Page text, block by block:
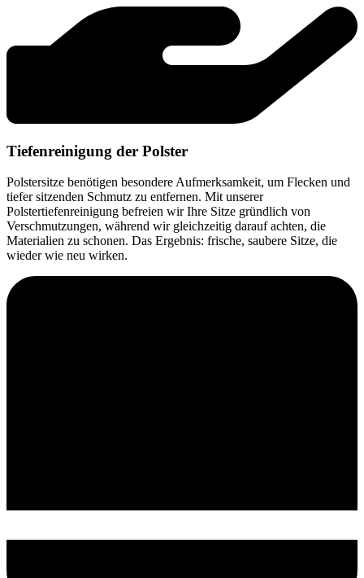
Tiefenreinigung der Polster
Polstersitze benötigen besondere Aufmerksamkeit, um Flecken und
tiefer sitzenden Schmutz zu entfernen. Mit unserer
Polstertiefenreinigung befreien wir Ihre Sitze gründlich von
Verschmutzungen, während wir gleichzeitig darauf achten, die
Materialien zu schonen. Das Ergebnis: frische, saubere Sitze, die
wieder wie neu wirken.